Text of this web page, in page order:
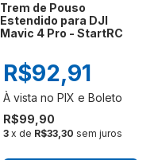
Trem de Pouso
Estendido para DJI
Mavic 4 Pro - StartRC
R$99,90
R$92,91
3 x de R$33,30 sem juros